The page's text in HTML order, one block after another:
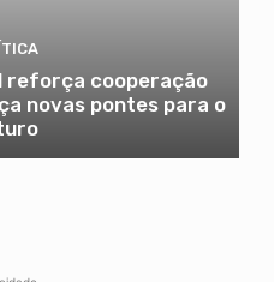
reforça cooperação
novas pontes para o